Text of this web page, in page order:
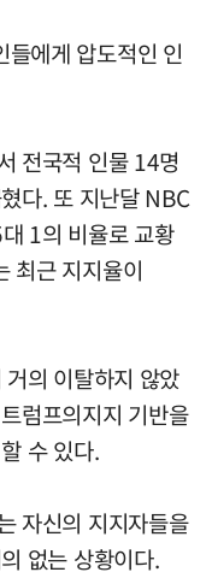
들에게 압도적인 인
전국적 인물 14명
다. 또 지난달 NBC
1의 비율로 교황
최근 지지율이
의 이탈하지 않았
럼프의지지 기반을
수 있다.
자신의 지지자들을
없는 상황이다.